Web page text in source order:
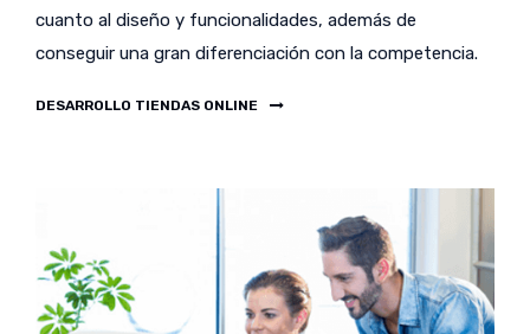
cuanto al diseño y funcionalidades, además de
conseguir una gran diferenciación con la competencia.
DESARROLLO TIENDAS ONLINE